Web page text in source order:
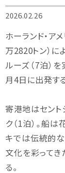
2026.02.26
ホーランド・アメ
万2820トン）
ルーズ（7泊）
月4日に出発する
寄港地はセント
ク（1泊）。船
キでは伝統的な
文化を彩ってき
る。